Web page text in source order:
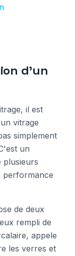
d'un
il est
vitrage
simplement
un
plusieurs
performance
de deux
rempli de
appele
les verres et